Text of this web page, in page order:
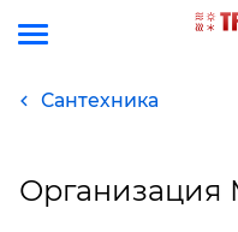
Сантехника